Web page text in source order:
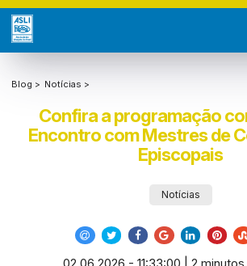
Blog > Notícias >
Confira a programação
Encontro com Mestres de
Episcopais
Notícias